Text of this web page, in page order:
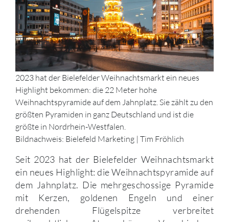
2023 hat der Bielefelder Weihnachtsmarkt ein neues
Highlight bekommen: die 22 Meter hohe
Weihnachtspyramide auf dem Jahnplatz. Sie zählt zu den
größten Pyramiden in ganz Deutschland und ist die
größte in Nordrhein-Westfalen.
Bildnachweis: Bielefeld Marketing | Tim Fröhlich
Seit 2023 hat der Bielefelder Weihnachtsmarkt
ein neues Highlight: die Weihnachtspyramide auf
dem Jahnplatz. Die mehrgeschossige Pyramide
mit Kerzen, goldenen Engeln und einer
drehenden Flügelspitze verbreitet